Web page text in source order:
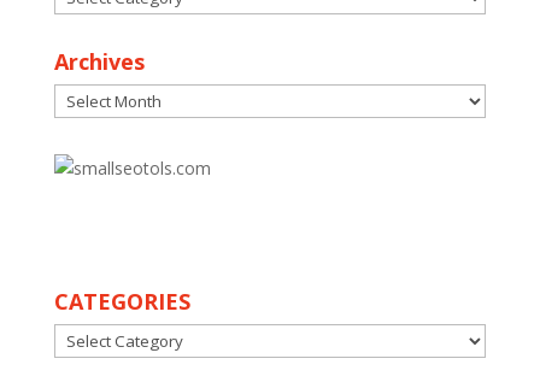
Archives
Archives
CATEGORIES
CATEGORIES